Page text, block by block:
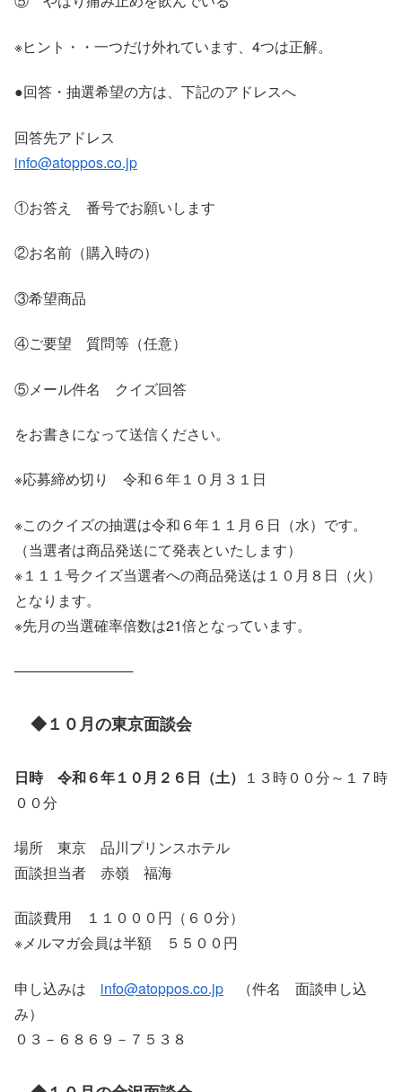
※ヒント・・一つだけ外れています、4つは正解。
●回答・抽選希望の方は、下記のアドレスへ
回答先アドレス
info@atoppos.co.jp
①お答え 番号でお願いします
②お名前（購入時の）
③希望商品
④ご要望 質問等（任意）
⑤メール件名 クイズ回答
をお書きになって送信ください。
※応募締め切り 令和６年１０月３１日
※このクイズの抽選は令和６年１１月６日（水）です。
（当選者は商品発送にて発表といたします）
※１１１号クイズ当選者への商品発送は１０月８日（火）
となります。
※先月の当選確率倍数は21倍となっています。
────────────
◆１０月の東京面談会
日時 令和６年１０月２６日（土） １３時００分～１７時
００分
場所 東京 品川プリンスホテル
面談担当者 赤嶺 福海
面談費用 １１０００円（６０分）
※メルマガ会員は半額 ５５００円
申し込みは info@atoppos.co.jp （件名 面談申し込
み）
０３－６８６９－７５３８